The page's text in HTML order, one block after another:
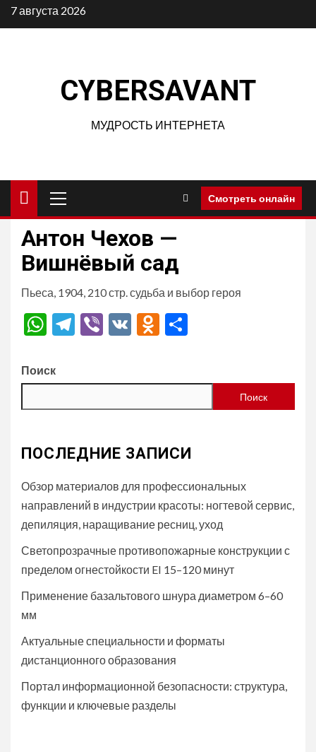
Перейти
к
7 августа 2026
CYBERSAVANT
МУДРОСТЬ ИНТЕРНЕТА
меню
Смотреть онлайн
Антон Чехов —
Вишнёвый сад
Пьеса, 1904, 210 стр. судьба и выбор героя
WhatsApp
Telegram
Viber
VK Odnoklassniki
Поиск
Поиск
ПОСЛЕДНИЕ ЗАПИСИ
Обзор материалов для профессиональных
направлений в индустрии красоты: ногтевой сервис,
депиляция, наращивание ресниц, уход
Светопрозрачные противопожарные конструкции с
пределом огнестойкости EI 15–120 минут
Применение базальтового шнура диаметром 6–60
мм
Актуальные специальности и форматы
дистанционного образования
Портал информационной безопасности: структура,
функции и ключевые разделы